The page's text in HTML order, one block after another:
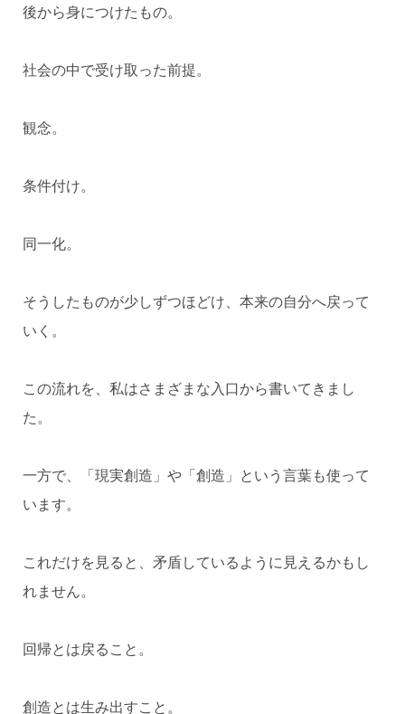
後から身につけたもの。
社会の中で受け取った前提。
観念。
条件付け。
同一化。
そうしたものが少しずつほどけ、本来の自分へ戻って
いく。
この流れを、私はさまざまな入口から書いてきまし
た。
一方で、「現実創造」や「創造」という言葉も使って
います。
これだけを見ると、矛盾しているように見えるかもし
れません。
回帰とは戻ること。
創造とは生み出すこと。